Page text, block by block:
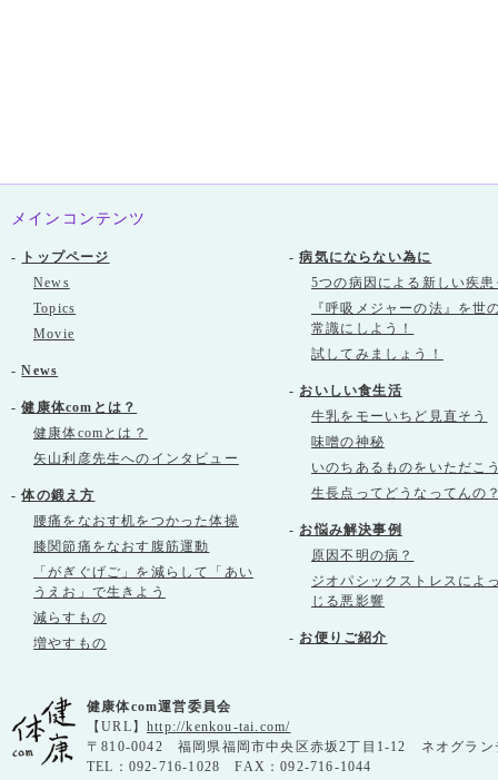
メインコンテンツ
-
トップページ
News
Topics
Movie
-News
-健康体comとは？
健康体comとは？
矢山利彦先生へのインタビュー
-体の鍛え方
腰痛をなおす机をつかった体操
膝関節痛をなおす腹筋運動
「がぎぐげご」を減らして「あい
うえお」で生きよう
減らすもの
増やすもの
-病気にならない為に
5つの病因による新しい疾
『呼吸メジャーの法』を世
常識にしよう！
試してみましょう！
- おいしい食生活
牛乳をモーいちど見直そう
味噌の神秘
いのちあるものをいただこ
生長点ってどうなってんの
- お悩み解決事例
原因不明の病？
ジオパシックストレスによ
じる悪影響
- お便りご紹介
健康体com運営委員会
【URL】 http://kenkou-tai.com/
〒810-0042 福岡県福岡市中央区赤坂2丁目1-12 ネオグラン
TEL：092-716-1028 FAX：092-716-1044